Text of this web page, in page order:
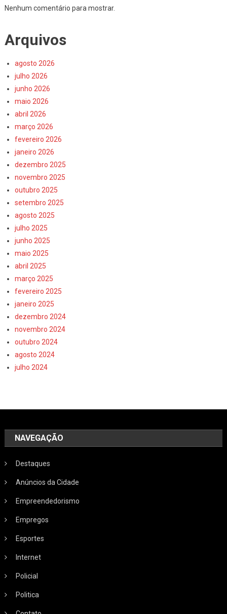
Nenhum comentário para mostrar.
Arquivos
agosto 2026
julho 2026
junho 2026
maio 2026
abril 2026
março 2026
fevereiro 2026
janeiro 2026
dezembro 2025
novembro 2025
outubro 2025
setembro 2025
agosto 2025
julho 2025
junho 2025
maio 2025
abril 2025
março 2025
fevereiro 2025
janeiro 2025
dezembro 2024
novembro 2024
outubro 2024
agosto 2024
julho 2024
NAVEGAÇÃO
Destaques
Anúncios da Cidade
Empreendedorismo
Empregos
Esportes
Internet
Policial
Politica